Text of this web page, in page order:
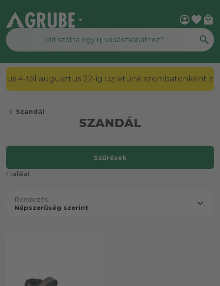
arrow_drop_down account_circlefavorite local_mall
4-től augusztus 22-ig üzletünk szombatonként
chevron_left Szandál
SZANDÁL
1 találat
Rendezés:
Szűrések